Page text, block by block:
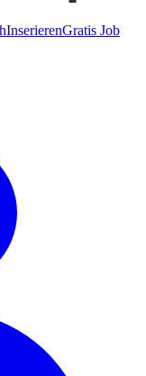
InserierenGratis Job